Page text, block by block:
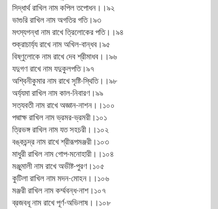
সিদ্ধার্থ রাখিল নাম কপিল তপোধন।।৯২
ভাগুরি রাখিল নাম অগতির গতি।৯৩
মৎস্যগন্ধা নাম রাখে ত্রিলোকের পতি।।৯৪
শুক্রাচার্য্য রাখে নাম অখিল-বান্ধব।৯৫
বিষ্ণুলোকে নাম রাখে দেব শ্রীমাধব।।৯৬
যদুগণ রাখে নাম যদুকুলপতি।৯৭
অশ্বিনীকুমার নাম রাখে সৃষ্টি-স্থিতি।।৯৮
অর্য্যমা রাখিল নাম কাল-নিবারণ।৯৯
সত্যবতী নাম রাখে অজ্ঞান-নাশন।।১০০
পদ্মাক্ষ রাখিল নাম ভ্রমর-ভ্রমরী।১০১
ত্রিভঙ্গ রাখিল নাম যত সহচরী।।১০২
বঙ্কচন্দ্র নাম রাখে শ্রীরূপমঞ্জরী।১০৩
মাধুরী রাখিল নাম গোপ-মনোহারী।।১০৪
মঞ্জুমালী নাম রাখে অভীষ্ট-পুরণ।১০৫
কুটিলা রাখিল নাম মদন-মোহন।।১০৬
মঞ্জরী রাখিল নাম কর্ম্মবন্ধ-নাশ।১০৭
ব্রজবধূ নাম রাখে পূর্ণ-অভিলাষ।।১০৮